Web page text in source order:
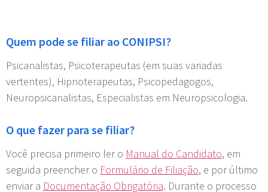
Quem pode se filiar ao CONIPSI?
Psicanalistas, Psicoterapeutas (em suas variadas
vertentes), Hipnoterapeutas, Psicopedagogos,
Neuropsicanalistas, Especialistas em Neuropsicologia.
O que fazer para se filiar?
Você precisa primeiro ler o Manual do Candidato, em
seguida preencher o Formulário de Filiação, e por último
enviar a Documentação Obrigatória. Durante o processo